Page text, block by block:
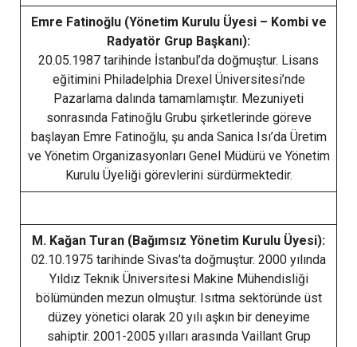
Emre Fatinoğlu (Yönetim Kurulu Üyesi – Kombi ve
Radyatör Grup Başkanı):
20.05.1987 tarihinde İstanbul’da doğmuştur. Lisans
eğitimini Philadelphia Drexel Üniversitesi’nde
Pazarlama dalında tamamlamıştır. Mezuniyeti
sonrasında Fatinoğlu Grubu şirketlerinde göreve
başlayan Emre Fatinoğlu, şu anda Sanica Isı’da Üretim
ve Yönetim Organizasyonları Genel Müdürü ve Yönetim
Kurulu Üyeliği görevlerini sürdürmektedir.
M. Kağan Turan (Bağımsız Yönetim Kurulu Üyesi):
02.10.1975 tarihinde Sivas’ta doğmuştur. 2000 yılında
Yıldız Teknik Üniversitesi Makine Mühendisliği
bölümünden mezun olmuştur. Isıtma sektöründe üst
düzey yönetici olarak 20 yılı aşkın bir deneyime
sahiptir. 2001-2005 yılları arasında Vaillant Grup